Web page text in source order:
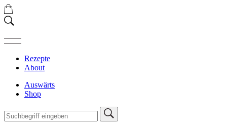
Rezepte
About
Auswärts
Shop